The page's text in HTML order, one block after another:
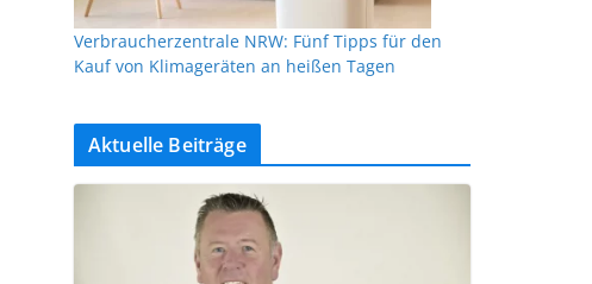
Verbraucherzentrale NRW: Fünf Tipps für den
Kauf von Klimageräten an heißen Tagen
Aktuelle Beiträge